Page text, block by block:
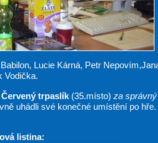
Lucie Kárná, Petr
Vodička.
Červený trpaslík(35.místo) za
uhádli své konečné umístění po hře.
listina: